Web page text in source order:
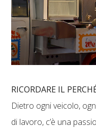
RICORDARE IL
Dietro ogni veicolo,
di lavoro, c’è una